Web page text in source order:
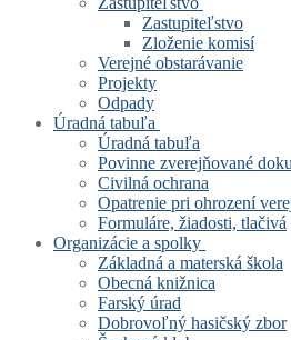
Zastupiteľstvo
Zloženie komisí
Verejné obstarávanie
Projekty
Odpady
Úradná tabuľa
Úradná tabuľa
Povinne zverejňované
Civilná ochrana
Opatrenie pri ohrození
Formuláre, žiadosti, tlačivá
Organizácie a spolky
Základná a materská škola
Obecná knižnica
Farský úrad
Dobrovoľný hasičský zbor